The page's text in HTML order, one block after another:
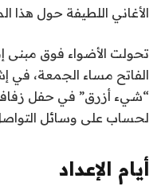
الأغاني اللطيفة حول هذا
تحولت الأضواء فوق مبنى
الفاتح مساء الجمعة، في
“شيء أزرق” في حفل
لحساب على وسائل
أيام الإعداد